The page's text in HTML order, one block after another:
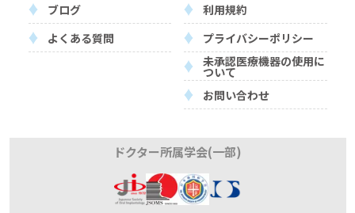
ブログ
よくある質問
利用規約
プライバシーポリシー
未承認医療機器の使用に
ついて
お問い合わせ
ドクター所属学会(一部)